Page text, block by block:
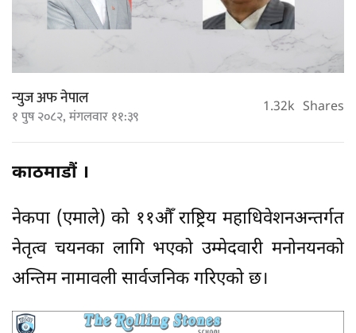
न्युज अफ नेपाल
१ पुष २०८२, मंगलवार ११:३९ 1.32k Shares
काठमाडौं ।
नेकपा (एमाले) को ११औँ राष्ट्रिय महाधिवेशनअन्तर्गत
नेतृत्व चयनका लागि भएको उम्मेदवारी मनोनयनको
अन्तिम नामावली सार्वजनिक गरिएको छ।